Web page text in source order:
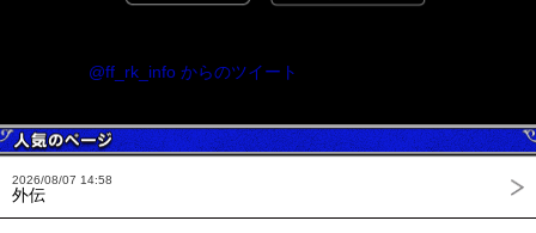
@ff_rk_info からのツイート
2026/08/07 14:58
外伝